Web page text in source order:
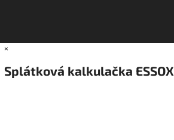
×
Splátková kalkulačka ESSOX